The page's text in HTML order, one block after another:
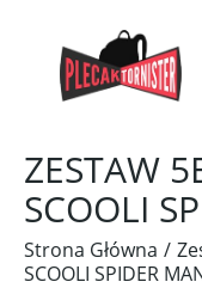
ZESTAW
SCOOLI
Strona Główna
SCOOLI SPIDER